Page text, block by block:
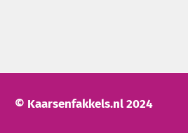
© Kaarsenfakkels.nl 2024